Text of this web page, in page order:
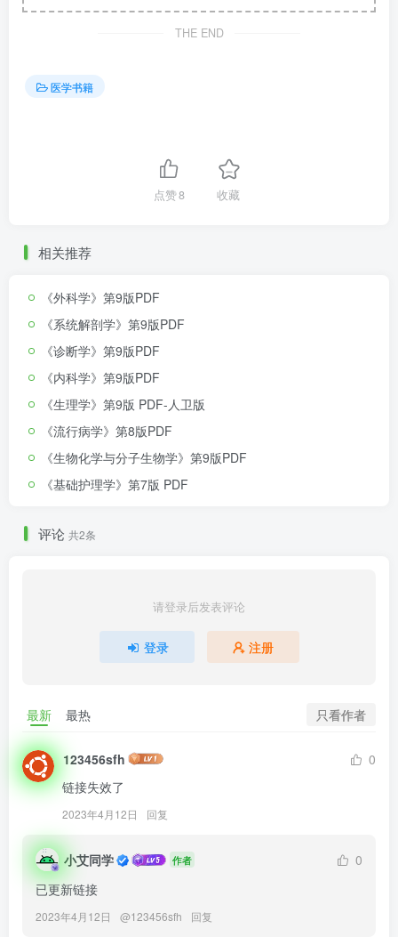
THE END
医学书籍
点赞8 收藏
相关推荐
《外科学》第9版PDF
《系统解剖学》第9版PDF
《诊断学》第9版PDF
《内科学》第9版PDF
《生理学》第9版 PDF-人卫版
《流行病学》第8版PDF
《生物化学与分子生物学》第9版PDF
《基础护理学》第7版 PDF
评论 共2条
请登录后发表评论
登录 注册
最新 最热 只看作者
123456sfh
0
链接失效了
2023年4月12日 回复
小艾同学 作者
0
已更新链接
2023年4月12日 @123456sfh 回复